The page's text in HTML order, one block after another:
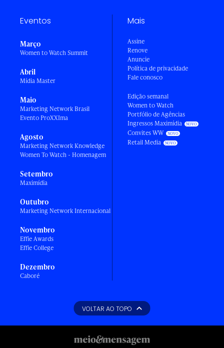
Eventos
Março
Women to Watch Summit
Abril
Mídia Master
Maio
Marketing Network Brasil
Evento ProXXIma
Agosto
Marketing Network Knowledge
Women To Watch - Homenagem
Setembro
Maximídia
Outubro
Marketing Network Internacional
Novembro
Effie Awards
Effie College
Dezembro
Caboré
Mais
Assine
Renove
Anuncie
Política de privacidade
Fale conosco
Edição semanal
Women to Watch
Portfólio de Agências
Ingressos Maximídia
Convites WW
Retail Media
VOLTAR AO TOPO